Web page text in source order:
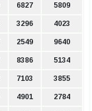
6827 5809
3296 4023
2549 9640
8386 5134
7103 3855
4901 2784